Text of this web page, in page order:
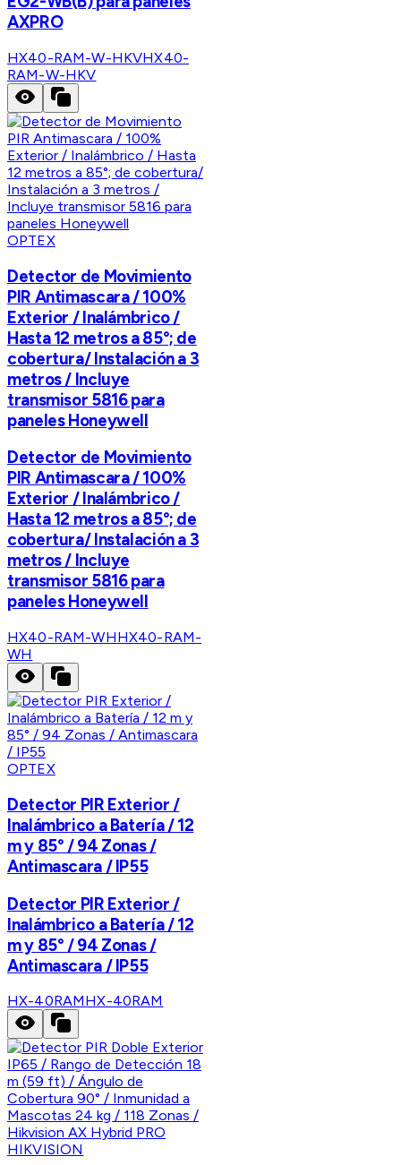
AXPRO
HX40-RAM-W-HKVHX40-
RAM-W-HKV
OPTEX
Detector de Movimiento
PIR Antimascara / 100%
Exterior / Inalámbrico /
Hasta 12 metros a 85°; de
cobertura/ Instalación a 3
metros / Incluye
transmisor 5816 para
paneles Honeywell
Detector de Movimiento
PIR Antimascara / 100%
Exterior / Inalámbrico /
Hasta 12 metros a 85°; de
cobertura/ Instalación a 3
metros / Incluye
transmisor 5816 para
paneles Honeywell
HX40-RAM-WHHX40-RAM-
WH
OPTEX
Detector PIR Exterior /
Inalámbrico a Batería / 12
m y 85° / 94 Zonas /
Antimascara / IP55
Detector PIR Exterior /
Inalámbrico a Batería / 12
m y 85° / 94 Zonas /
Antimascara / IP55
HX-40RAMHX-40RAM
HIKVISION